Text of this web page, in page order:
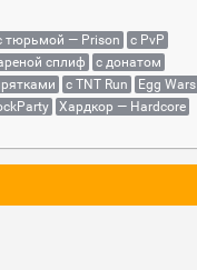
тюрьмой — Prison
с PvP
сплиф
с донатом
с TNT Run
Egg Wars
Хардкор — Hardcore